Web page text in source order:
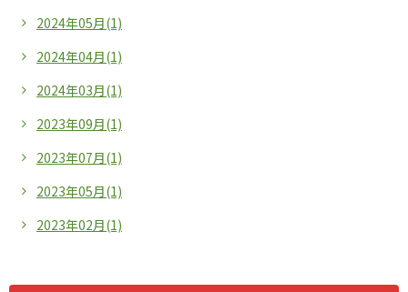
2024年05月(1)
2024年04月(1)
2024年03月(1)
2023年09月(1)
2023年07月(1)
2023年05月(1)
2023年02月(1)